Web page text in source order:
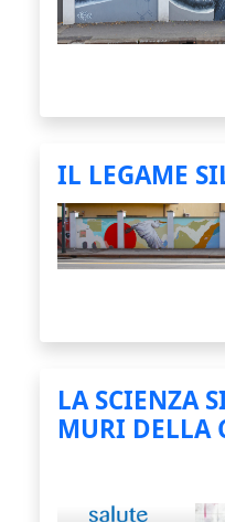
IL LEGAME
LA SCIENZA
MURI DELLA